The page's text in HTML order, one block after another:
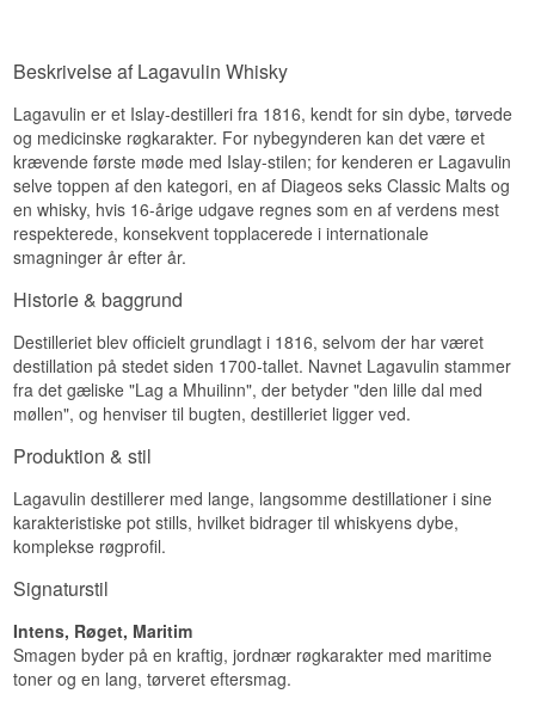
på Islays sydkyst og er i dag et af de mest
ikoniske navne inden for røget single malt whisky.
Se hele vores udvalg afLagavulin
Destilleri: Lagavulin
Region/Land: Islay
Type: Single Islay Malt Scotch Whisky
Alder: 8 år
ABV: 48%
Størrelse: 70 CL
Aftappet: 2016
Edition: Lagavulin 200
EAN nr.: 5000281043607
Investeringspotentiale
Mellem. Som en jubilæumsudgivelse til
Lagavulins 200-års fødselsdag i 2016 er flasken
for længst udgået af produktion, hvilket gør den
Vidste du at?
Lagavulin blev grundlagt i 1816 af John Johnston
Se hele vores udvalg af
Smagsnoter
Næse
Jod, søde krydderier og cremet vanilje.
Smag
Massiv malt og sherry med en frugtagtig sødme.
Specifikationer
Navn: Lagavulin 16 år Single Islay Malt Whisky
43%
Alder: 16 år
ABV: 43%
Røget · Krydret
Vidste du at?
Beskrivelse af Lagavulin Whisky
Lagavulin er et Islay-destilleri fra 1816, kendt for sin dybe, tørvede
og medicinske røgkarakter. For nybegynderen kan det være et
krævende første møde med Islay-stilen; for kenderen er Lagavulin
selve toppen af den kategori, en af Diageos seks Classic Malts og
en whisky, hvis 16-årige udgave regnes som en af verdens mest
respekterede, konsekvent topplacerede i internationale
smagninger år efter år.
Historie & baggrund
Destilleriet blev officielt grundlagt i 1816, selvom der har været
destillation på stedet siden 1700-tallet. Navnet Lagavulin stammer
fra det gæliske "Lag a Mhuilinn", der betyder "den lille dal med
møllen", og henviser til bugten, destilleriet ligger ved.
Produktion & stil
Lagavulin destillerer med lange, langsomme destillationer i sine
karakteristiske pot stills, hvilket bidrager til whiskyens dybe,
komplekse røgprofil.
Signaturstil
Intens, Røget, Maritim
Smagen byder på en kraftig, jordnær røgkarakter med maritime
toner og en lang, tørveret eftersmag.